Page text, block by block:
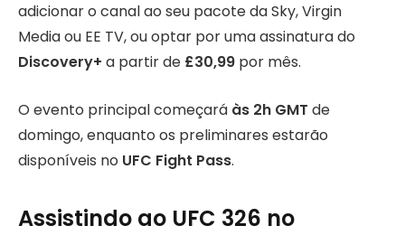
adicionar o canal ao seu pacote da Sky, Virgin
Media ou EE TV, ou optar por uma assinatura do
Discovery+ a partir de £30,99 por mês.
O evento principal começará às 2h GMT de
domingo, enquanto os preliminares estarão
disponíveis no UFC Fight Pass.
Assistindo ao UFC 326 no